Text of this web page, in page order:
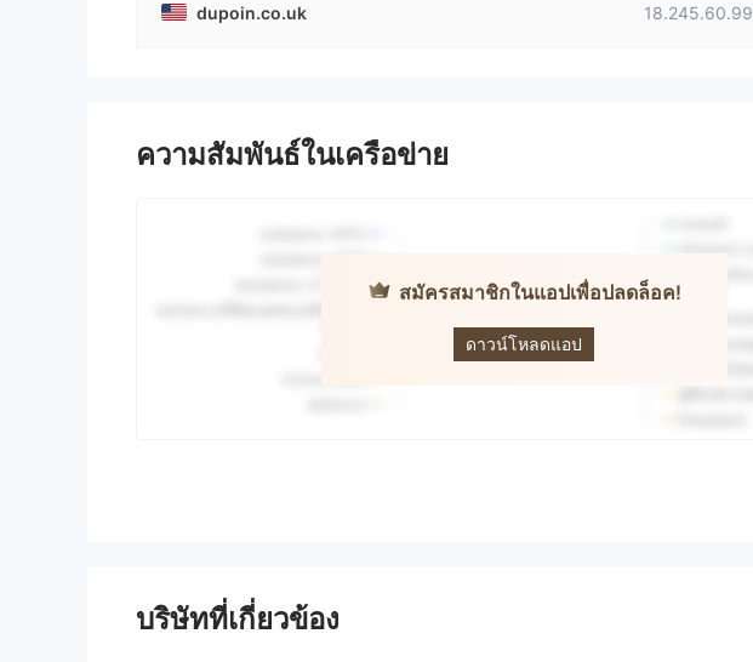
dupoin.co.uk 18.245.60.99
ความสัมพันธ์ในเครือข่าย
สมัครสมาชิกในแอปเพื่อปลดล็อค!
ดาวน์โหลดแอป
บริษัทที่เกี่ยวข้อง